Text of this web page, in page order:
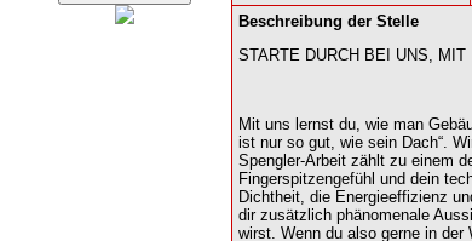
Beschreibung der Stelle
STARTE DURCH BEI UNS,
Mit uns lernst du, wie man
ist nur so gut, wie sein Dach“.
Spengler-Arbeit zählt zu einem
Fingerspitzengefühl und dein
Dichtheit, die Energieeffizienz
dir zusätzlich phänomenale
wirst. Wenn du also gerne in